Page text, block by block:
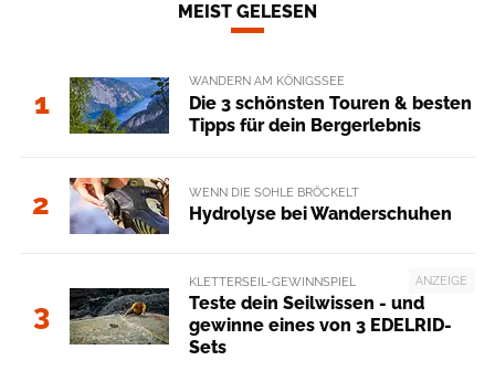
MEIST GELESEN
1
WANDERN AM KÖNIGSSEE
Die 3 schönsten Touren & besten
Tipps für dein Bergerlebnis
2 WENN DIE SOHLE BRÖCKELT
Hydrolyse bei Wanderschuhen
3
ANZEIGE
KLETTERSEIL-GEWINNSPIEL
Teste dein Seilwissen - und
gewinne eines von 3 EDELRID-
Sets